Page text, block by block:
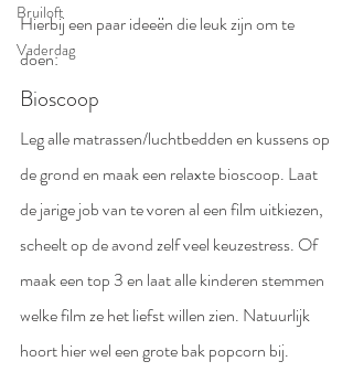
Bruiloft
Vaderdag
Hierbij een paar ideeën die leuk zijn om te
doen:
Bioscoop
Leg alle matrassen/luchtbedden en kussens op
de grond en maak een relaxte bioscoop. Laat
de jarige job van te voren al een film uitkiezen,
scheelt op de avond zelf veel keuzestress. Of
maak een top 3 en laat alle kinderen stemmen
welke film ze het liefst willen zien. Natuurlijk
hoort hier wel een grote bak popcorn bij.